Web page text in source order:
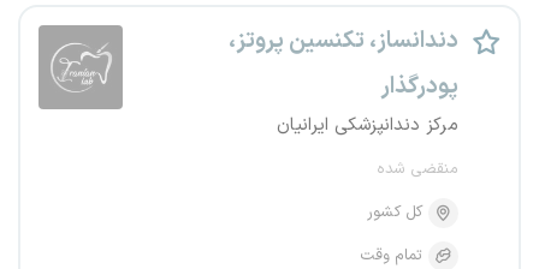
دندانساز، تکنسین پروتز،
پودرگذار
مرکز دندانپزشکی ایرانیان
منقضی شده
کل کشور
تمام وقت